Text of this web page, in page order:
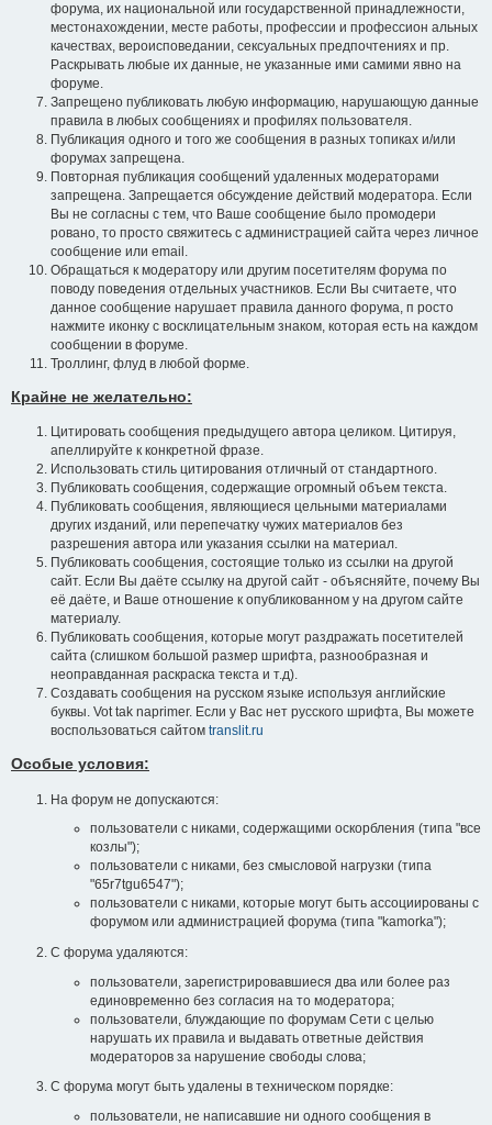
форума, их национальной или государственной принадлежности,
местонахождении, месте работы, профессии и профессион альных
качествах, вероисповедании, сексуальных предпочтениях и пр.
Раскрывать любые их данные, не указанные ими самими явно на
форуме.
Запрещено публиковать любую информацию, нарушающую данные
правила в любых сообщениях и профилях пользователя.
Публикация одного и того же сообщения в разных топиках и/или
форумах запрещена.
Повторная публикация сообщений удаленных модераторами
запрещена. Запрещается обсуждение действий модератора. Если
Вы не согласны с тем, что Ваше сообщение было промодери
ровано, то просто свяжитесь с администрацией сайта через личное
сообщение или email.
Обращаться к модератору или другим посетителям форума по
поводу поведения отдельных участников. Если Вы считаете, что
данное сообщение нарушает правила данного форума, п росто
нажмите иконку с восклицательным знаком, которая есть на каждом
сообщении в форуме.
Троллинг, флуд в любой форме.
Крайне не желательно:
Цитировать сообщения предыдущего автора целиком. Цитируя,
апеллируйте к конкретной фразе.
Использовать стиль цитирования отличный от стандартного.
Публиковать сообщения, содержащие огромный объем текста.
Публиковать сообщения, являющиеся цельными материалами
других изданий, или перепечатку чужих материалов без
разрешения автора или указания ссылки на материал.
Публиковать сообщения, состоящие только из ссылки на другой
сайт. Если Вы даёте ссылку на другой сайт - объясняйте, почему Вы
её даёте, и Ваше отношение к опубликованном у на другом сайте
материалу.
Публиковать сообщения, которые могут раздражать посетителей
сайта (слишком большой размер шрифта, разнообразная и
неоправданная раскраска текста и т.д).
Создавать сообщения на русском языке используя английские
буквы. Vot tak naprimer. Если у Вас нет русского шрифта, Вы можете
воспользоваться сайтом translit.ru
Особые условия:
На форум не допускаются:
пользователи с никами, содержащими оскорбления (типа "все
козлы");
пользователи с никами, без смысловой нагрузки (типа
"65r7tgu6547");
пользователи с никами, которые могут быть ассоциированы с
форумом или администрацией форума (типа "kamorka");
С форума удаляются:
пользователи, зарегистрировавшиеся два или более раз
единовременно без согласия на то модератора;
пользователи, блуждающие по форумам Сети с целью
нарушать их правила и выдавать ответные действия
модераторов за нарушение свободы слова;
С форума могут быть удалены в техническом порядке:
пользователи, не написавшие ни одного сообщения в